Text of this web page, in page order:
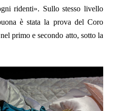
ridenti». Sullo stesso livello
è stata la prova del Coro
primo e secondo atto, sotto la